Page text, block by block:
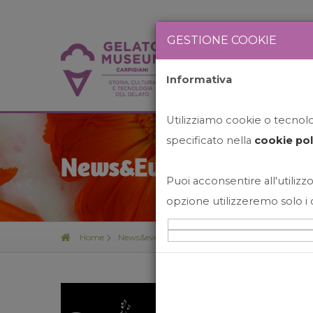
News&Events
Home News&events
GESTIONE COOKIE
Informativa
Utilizziamo cookie o
specificato nella cookie
Puoi acconsentire
opzione utilizzeremo solo i